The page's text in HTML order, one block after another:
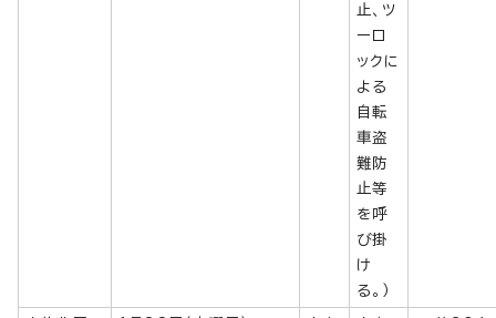
止、ツ
ーロ
ックに
よる
自転
車盗
難防
止等
を呼
び掛
け
る。）